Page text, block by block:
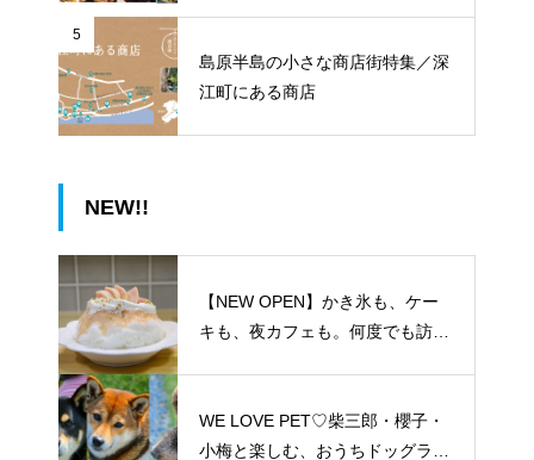
5
島原半島の小さな商店街特集／深
江町にある商店
NEW!!
【NEW OPEN】かき氷も、ケー
キも、夜カフェも。何度でも訪れ
WE LOVE PET♡柴三郎・櫻子・
小梅と楽しむ、おうちドッグラン